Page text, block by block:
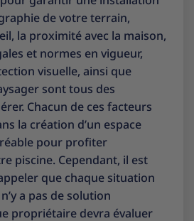
de votre terrain,
la proximité avec la maison,
et normes en vigueur,
visuelle, ainsi que
sont tous des
Chacun de ces facteurs
la création d’un espace
pour profiter
piscine. Cependant, il est
que chaque situation
a pas de solution
propriétaire devra évaluer